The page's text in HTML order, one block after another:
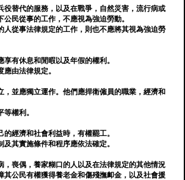
役替代的服務，以及在戰爭，自然災害，流行病或
公民從事的工作，不應視為強迫勞動。
人從事法律規定的工作，則也不應將其視為強迫勞
享有休息和閒暇以及年假的權利。
由法律規定。
，並應獨立運作。他們應捍衛僱員的職業，經濟和
權利。
的經濟和社會利益時，有權罷工。
及其實施條件和程序應依法確定。
，喪偶，養家糊口的人以及在法律規定的其他情況
其公民有權獲得養老金和傷殘撫卹金，以及社會援